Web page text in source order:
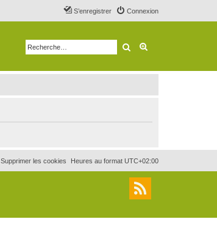
Connexion
S’enregistrer
Rechercher
Heures au format UTC+02:00
Supprimer les cookies